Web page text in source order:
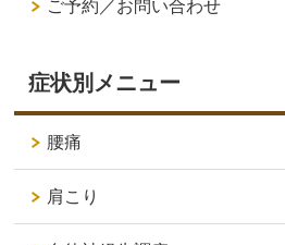
ご予約／お問い合わせ
症状別メニュー
腰痛
肩こり